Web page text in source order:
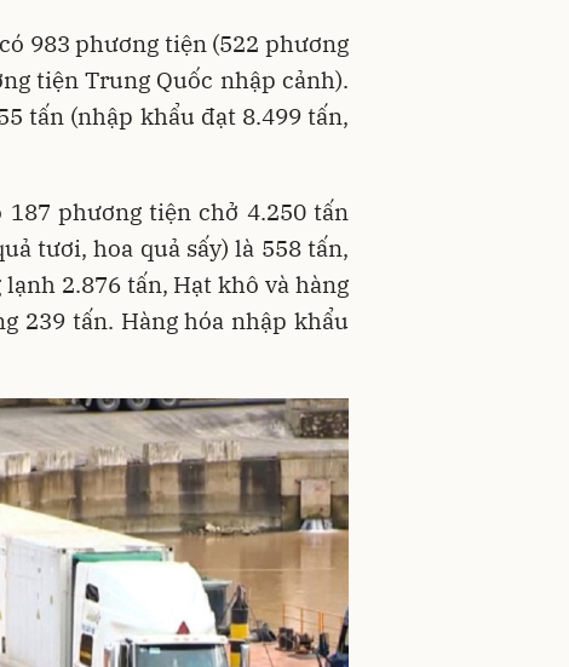
983 phương tiện (522 phương
tiện Trung Quốc nhập cảnh).
tấn (nhập khẩu đạt 8.499 tấn,
phương tiện chở 4.250 tấn
tươi, hoa quả sấy) là 558 tấn,
2.876 tấn, Hạt khô và hàng
239 tấn. Hàng hóa nhập khẩu